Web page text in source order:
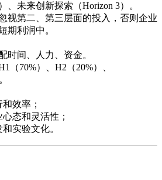
、未来创新探索（Horizon 3）。
视第二、第三层面的投入，否则企业
期利润中。
时间、人力、资金。
（70%）、H2（20%）、
效率；
态和灵活性；
实验文化。